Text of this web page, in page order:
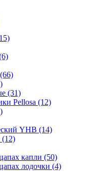
(31)
Pellosa (12)
YHB (14)
капли (50)
лодочки (4)